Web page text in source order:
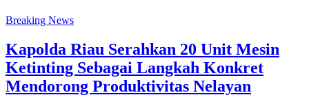
Breaking News
Kapolda Riau Serahkan 20 Unit Mesin
Ketinting Sebagai Langkah Konkret
Mendorong Produktivitas Nelayan